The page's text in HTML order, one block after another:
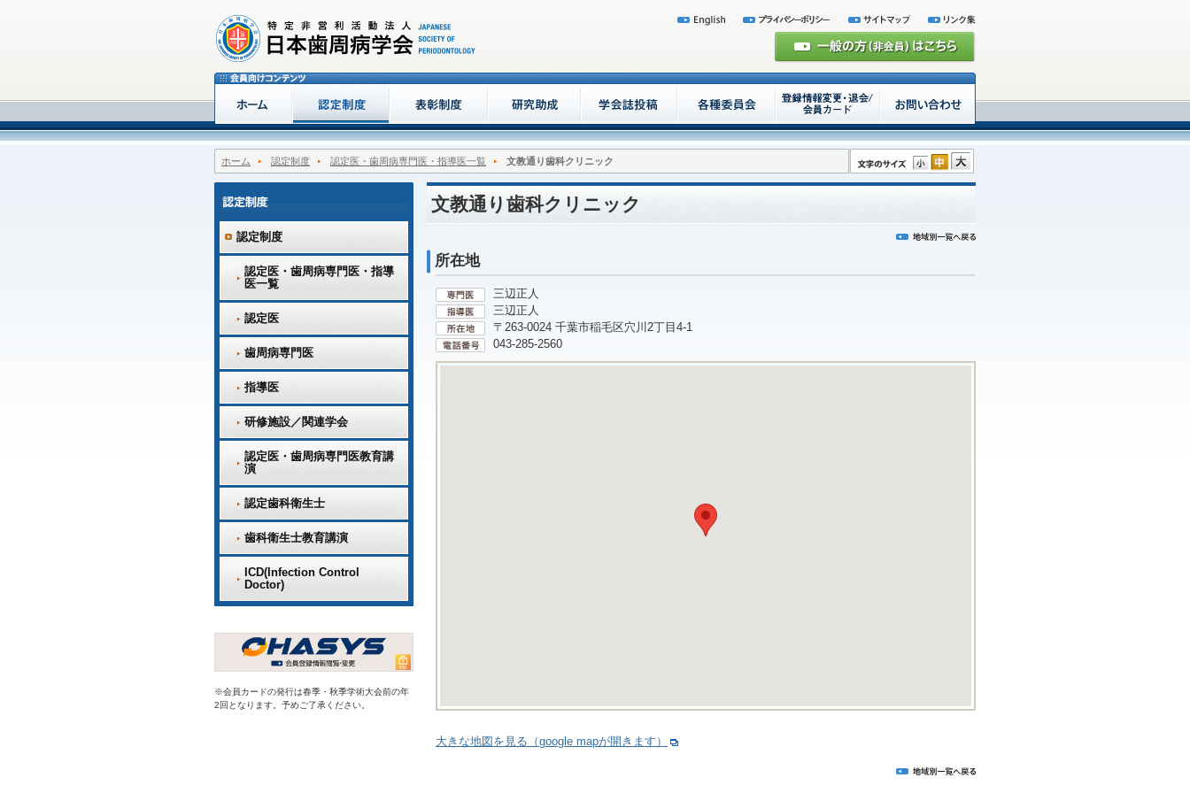
ホーム 認定制度 認定医・歯周病専門医・指導医一覧 文教通り歯科クリニック
文教通り歯科クリニック
所在地
三辺正人
三辺正人
〒263-0024 千葉市稲毛区穴川2丁目4-1
043-285-2560
大きな地図を見る（google mapが開きます）
認定制度
認定医・歯周病専門医・指導
医一覧
認定医
歯周病専門医
指導医
研修施設／関連学会
認定医・歯周病専門医教育講
演
認定歯科衛生士
歯科衛生士教育講演
ICD(Infection Control
Doctor)
※会員カードの発行は春季・秋季学術大会前の年
2回となります。予めご了承ください。